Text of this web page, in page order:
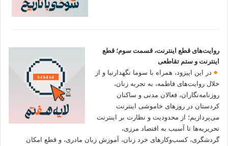
روایت‌های قطع اینترنت، قسمت سوم؛ قطع
اینترنت و ستم تقاطعی
در این اپیزود، همراه با سوما نگهدارنیا و از
خلال روایت‌های فاطمه، به تجربه زنان،
روزنامه‌نگاران، فعالان مدنی و ساکنان
کردستان در روزهای خاموشی اینترنت
می‌پردازیم؛ از محدودیت و نظارت بر اینترنت
تحریریه‌ها تا آسیب به اقتصاد مرزی،
گردشگری، کسب‌وکارهای خرد زنان، آموزش زبان مادری، و قطع امکان